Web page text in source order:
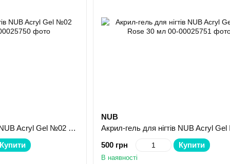
Акрил-гель для нігтів NUB Acryl Gel №02 Pink 30 мл
Купити
NUB
500 грн Купити
В наявності